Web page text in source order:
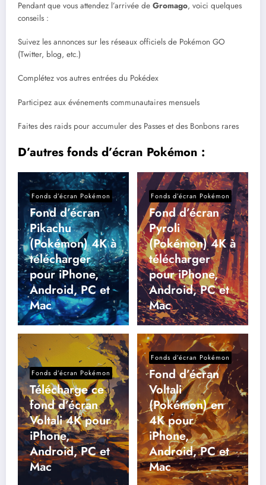
Pendant que vous attendez l’arrivée de Gromago, voici quelques
conseils :
Suivez les annonces sur les réseaux officiels de Pokémon GO
(Twitter, blog, etc.)
Complétez vos autres entrées du Pokédex
Participez aux événements communautaires mensuels
Faites des raids pour accumuler des Passes et des Bonbons rares
D’autres fonds d’écran Pokémon :
Fonds d’écran Pokémon
Fond d’écran
Pikachu
(Pokémon) 4K à
télécharger
pour iPhone,
Android, PC et
Mac
Fonds d’écran Pokémon
Fond d’écran
Pyroli
(Pokémon) 4K à
télécharger
pour iPhone,
Android, PC et
Mac
Fonds d’écran Pokémon
Télécharge ce
fond d’écran
Voltali 4K pour
iPhone,
Android, PC et
Mac
Fonds d’écran Pokémon
Fond d’écran
Voltali
(Pokémon) en
4K pour
iPhone,
Android, PC et
Mac